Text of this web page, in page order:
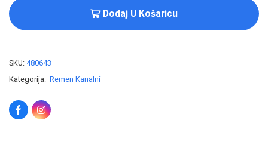
Dodaj U Košaricu
SKU: 480643
Kategorija: Remen Kanalni